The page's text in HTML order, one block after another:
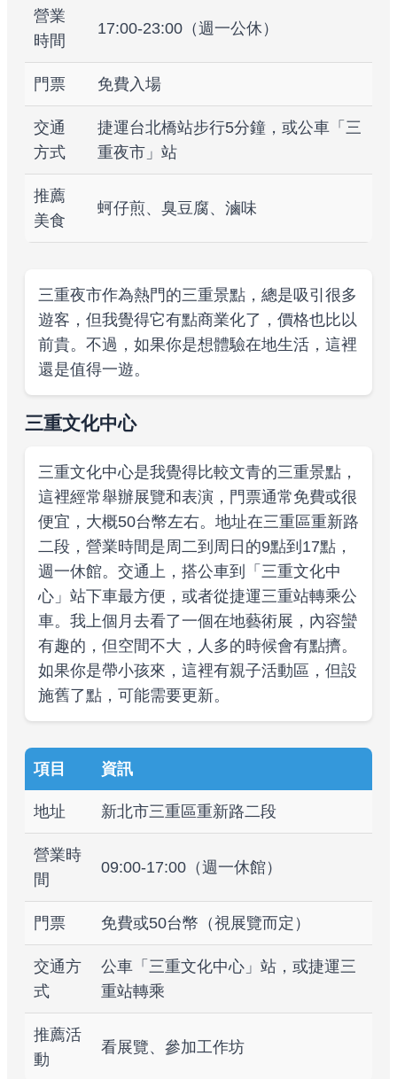
營業
時間
17:00-23:00（週一公休）
門票 免費入場
交通
方式
捷運台北橋站步行5分鐘，或公車「三
重夜市」站
推薦
美食
蚵仔煎、臭豆腐、滷味
三重夜市作為熱門的三重景點，總是吸引很多
遊客，但我覺得它有點商業化了，價格也比以
前貴。不過，如果你是想體驗在地生活，這裡
還是值得一遊。
三重文化中心
三重文化中心是我覺得比較文青的三重景點，
這裡經常舉辦展覽和表演，門票通常免費或很
便宜，大概50台幣左右。地址在三重區重新路
二段，營業時間是周二到周日的9點到17點，
週一休館。交通上，搭公車到「三重文化中
心」站下車最方便，或者從捷運三重站轉乘公
車。我上個月去看了一個在地藝術展，內容蠻
有趣的，但空間不大，人多的時候會有點擠。
如果你是帶小孩來，這裡有親子活動區，但設
施舊了點，可能需要更新。
項目 資訊
地址 新北市三重區重新路二段
營業時
間
09:00-17:00（週一休館）
門票 免費或50台幣（視展覽而定）
交通方
式
公車「三重文化中心」站，或捷運三
重站轉乘
推薦活
動
看展覽、參加工作坊